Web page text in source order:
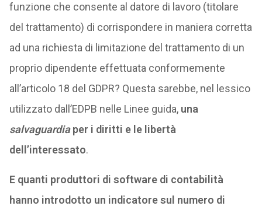
funzione che consente al datore di lavoro (titolare
del trattamento) di corrispondere in maniera corretta
ad una richiesta di limitazione del trattamento di un
proprio dipendente effettuata conformemente
all’articolo 18 del GDPR? Questa sarebbe, nel lessico
utilizzato dall’EDPB nelle Linee guida, una
salvaguardiaper i diritti e le libertà
dell’interessato.
E quanti produttori di software di contabilità
hanno introdotto un indicatore sul numero di